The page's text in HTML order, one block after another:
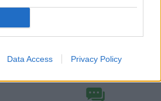
Data Access Privacy Policy
2500+